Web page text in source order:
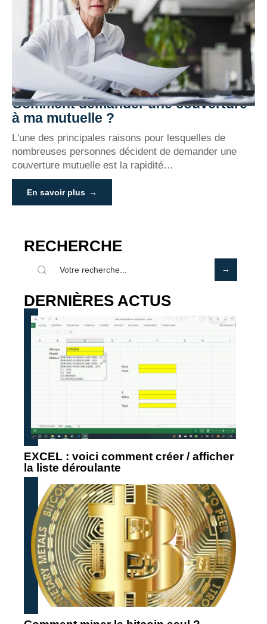
Comment demander une couverture
à ma mutuelle ?
L'une des principales raisons pour lesquelles de
nombreuses personnes décident de demander une
couverture mutuelle est la rapidité…
En savoir plus
RECHERCHE
DERNIÈRES ACTUS
EXCEL : voici comment créer / afficher
la liste déroulante